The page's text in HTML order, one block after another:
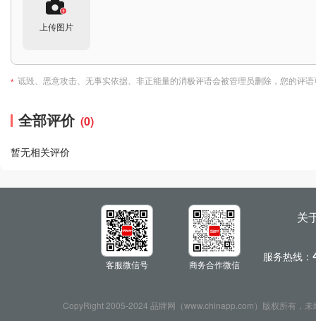
上传图片
* 诋毁、恶意攻击、无事实依据、非正能量的消极评语会被管理员删除，您的评
全部评价 (0)
暂无相关评价
客服微信号 商务合作微信
关
服务热线：
CopyRight 2005-2024 品牌网（www.chinapp.com）版权所有，